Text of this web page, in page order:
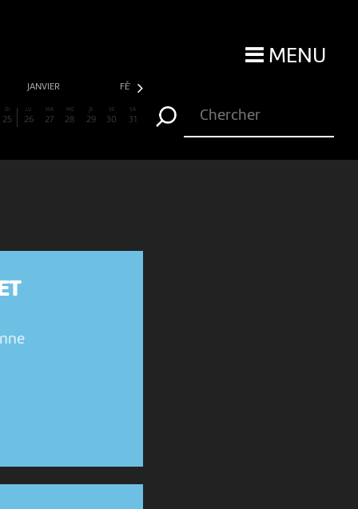
MENU
JANVIER FÉVRIER
DI
25
LU
26
MA
27
ME
28
JE
29
VE
30
SA
31